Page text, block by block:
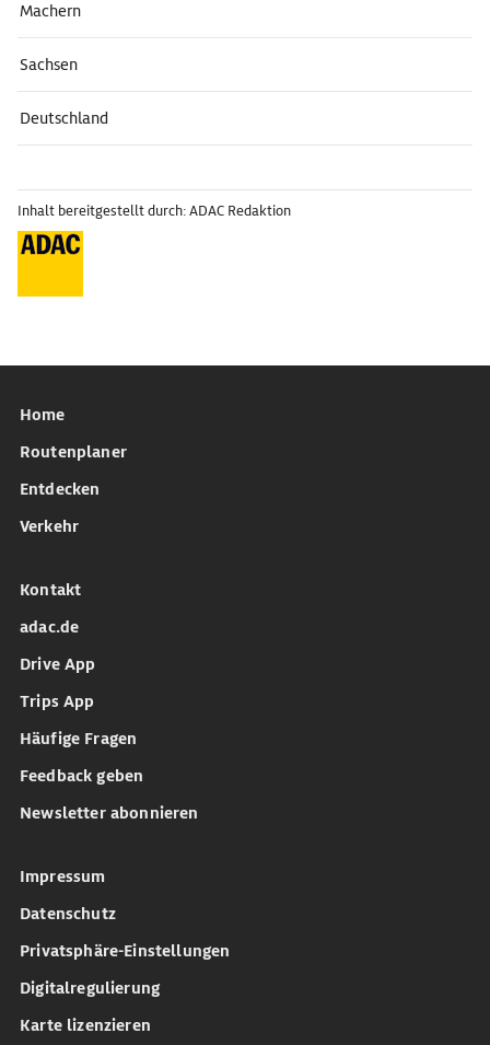
Machern
Sachsen
Deutschland
Inhalt bereitgestellt durch: ADAC Redaktion
Home
Routenplaner
Entdecken
Verkehr
Kontakt
adac.de
Drive App
Trips App
Häufige Fragen
Feedback geben
Newsletter abonnieren
Impressum
Datenschutz
Privatsphäre-Einstellungen
Digitalregulierung
Karte lizenzieren